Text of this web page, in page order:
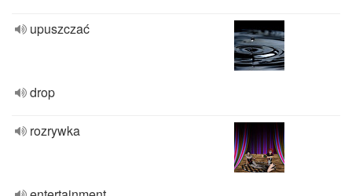
upuszczać
drop
rozrywka